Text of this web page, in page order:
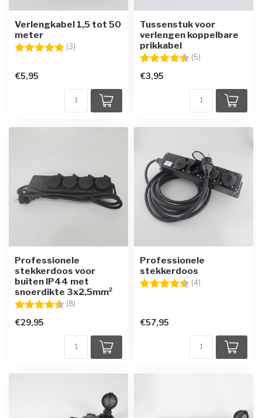
Verlengkabel 1,5 tot 50
meter
Beoordeling: (3)
€5,95
Tussenstuk voor
verlengen koppelbare
prikkabel
Beoordeling: (5)
€3,95
Professionele
stekkerdoos voor
buiten IP44 met
snoerdikte 3x2,5mm²
Beoordeling: (8)
€29,95
Professionele
stekkerdoos
Beoordeling: (4)
€57,95